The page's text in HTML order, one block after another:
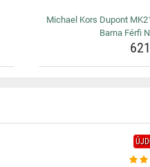
Michael Kors Dupont
Barna Férfi